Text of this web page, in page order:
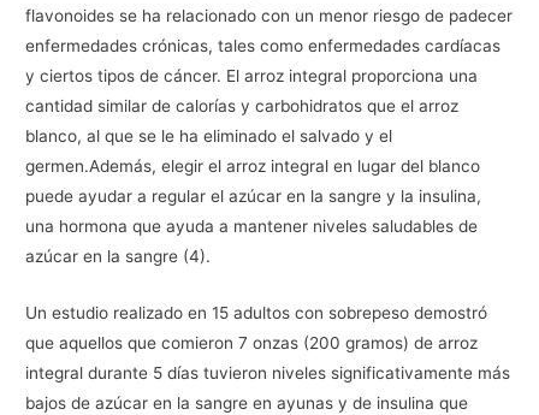
flavonoides se ha relacionado con un menor riesgo de padecer
enfermedades crónicas, tales como enfermedades cardíacas
y ciertos tipos de cáncer. El arroz integral proporciona una
cantidad similar de calorías y carbohidratos que el arroz
blanco, al que se le ha eliminado el salvado y el
germen.Además, elegir el arroz integral en lugar del blanco
puede ayudar a regular el azúcar en la sangre y la insulina,
una hormona que ayuda a mantener niveles saludables de
azúcar en la sangre (4).
Un estudio realizado en 15 adultos con sobrepeso demostró
que aquellos que comieron 7 onzas (200 gramos) de arroz
integral durante 5 días tuvieron niveles significativamente más
bajos de azúcar en la sangre en ayunas y de insulina que